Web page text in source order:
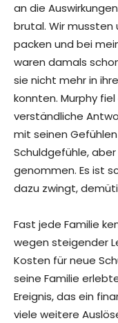
an die
brutal. Wir mussten
packen und bei
waren damals
sie nicht mehr in
konnten. Murphy
verständliche
mit seinen
Schuldgefühle,
genommen. Es ist
dazu zwingt,
Fast jede Familie
wegen steigender
Kosten für neue
seine Familie
Ereignis, das ein
viele weitere